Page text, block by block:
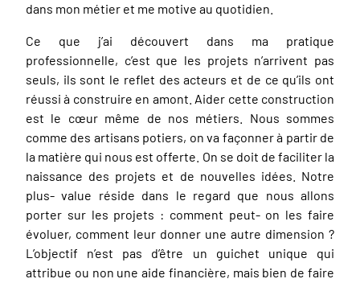
dans mon métier et me motive au quotidien.
Ce que j’ai découvert dans ma pratique
professionnelle, c’est que les projets n’arrivent pas
seuls, ils sont le reflet des acteurs et de ce qu’ils ont
réussi à construire en amont. Aider cette construction
est le cœur même de nos métiers. Nous sommes
comme des artisans potiers, on va façonner à partir de
la matière qui nous est offerte. On se doit de faciliter la
naissance des projets et de nouvelles idées. Notre
plus- value réside dans le regard que nous allons
porter sur les projets : comment peut- on les faire
évoluer, comment leur donner une autre dimension ?
L’objectif n’est pas d’être un guichet unique qui
attribue ou non une aide financière, mais bien de faire